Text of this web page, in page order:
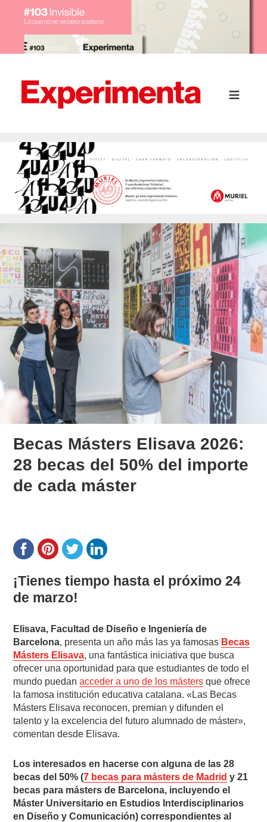
Becas Másters Elisava 2026:
28 becas del 50% del importe
de cada máster
¡Tienes tiempo hasta el próximo 24
de marzo!
Elisava, Facultad de Diseño e Ingeniería de
Barcelona, presenta un año más las ya famosas Becas
Másters Elisava, una fantástica iniciativa que busca
ofrecer una oportunidad para que estudiantes de todo el
mundo puedanacceder a uno de los másters que ofrece
la famosa institución educativa catalana. «Las Becas
Másters Elisava reconocen, premian y difunden el
talento y la excelencia del futuro alumnado de máster»,
comentan desde Elisava.
Los interesados en hacerse con alguna de las 28
becas del 50% (7 becas para másters de Madrid y 21
becas para másters de Barcelona, incluyendo el
Máster Universitario en Estudios Interdisciplinarios
en Diseño y Comunicación) correspondientes al